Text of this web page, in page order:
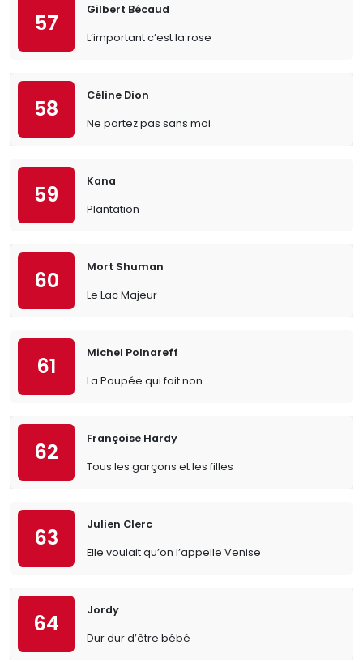
57
Gilbert Bécaud
L’important c’est la rose
58
Céline Dion
Ne partez pas sans moi
59
Kana
Plantation
60
Mort Shuman
Le Lac Majeur
61
Michel Polnareff
La Poupée qui fait non
62
Françoise Hardy
Tous les garçons et les filles
63
Julien Clerc
Elle voulait qu’on l’appelle Venise
64
Jordy
Dur dur d’être bébé